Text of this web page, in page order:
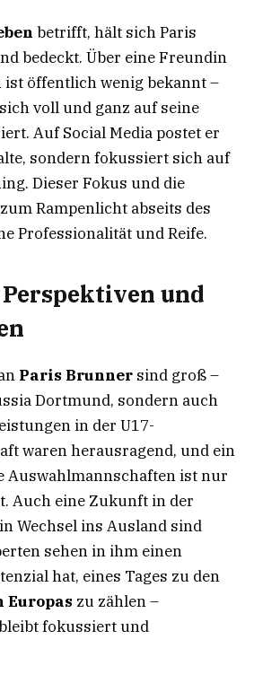
betrifft, hält sich Paris
bedeckt. Über eine Freundin
ist öffentlich wenig bekannt –
voll und ganz auf seine
Auf Social Media postet er
sondern fokussiert sich auf
Dieser Fokus und die
Rampenlicht abseits des
Professionalität und Reife.
und
Paris Brunner sind groß –
Dortmund, sondern auch
in der U17-
waren herausragend, und ein
Auswahlmannschaften ist nur
Auch eine Zukunft in der
Wechsel ins Ausland sind
sehen in ihm einen
hat, eines Tages zu den
Europas zu zählen –
fokussiert und